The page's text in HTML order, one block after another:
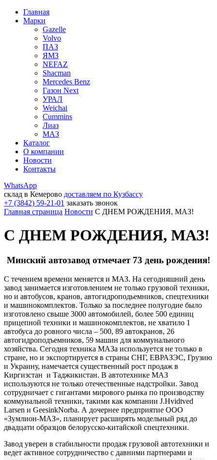
Главная
Марки
Gazelle
Volvo
ПАЗ
ЯМЗ
NEFAZ
Shacman
Mercedes Benz
Газон Next
УРАЛ
Weichai
Cummins
Лиаз
МАЗ
Каталог
О компании
Новости
Контакты
WhatsApp
склад в Кемерово доставляем по Кузбассу
+7 (3842) 59-21-01 заказать звонок
Главная страница Новости С ДНЕМ РОЖДЕНИЯ, МАЗ!
С ДНЕМ РОЖДЕНИЯ, МАЗ!
Минский автозавод отмечает 73 день рождения!
С течением времени меняется и МАЗ. На сегодняшний день
завод занимается изготовлением не только грузовой техники,
но и автобусов, кранов, автогидроподьемников, спецтехники
и машинокомплектов. Только за последнее полугодие было
изготовлено свыше 3000 автомобилей, более 500 единиц
прицепной техники и машинокомплектов, не хватило 1
автобуса до ровного числа – 500, 89 автокранов, 26
автогидроподъемников, 59 машин для коммунального
хозяйства. Сегодня техника МАЗа используется не только в
стране, но и экспортируется в страны СНГ, ЕВРАЗЭС, Грузию
и Украину, намечается существенный рост продаж в
Киргизстан и Таджикистан. В автотехнике МАЗ
используются не только отечественные надстройки. Завод
сотрудничает с гигантами мирового рынка по производству
коммунальной техники, такими как компании J.Hvidtved
Larsen и GeesinkNorba. А дочернее предприятие ООО
«Зумлион-МАЗ», планирует расширять модельный ряд до
двадцати образцов белорусско-китайской спецтехники.
Завод уверен в стабильности продаж грузовой автотехники и
ведет активное сотрудничество с давними партнерами и